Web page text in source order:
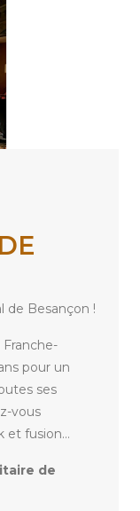
de Besançon !
pour un
ses
vous
et fusion…
de